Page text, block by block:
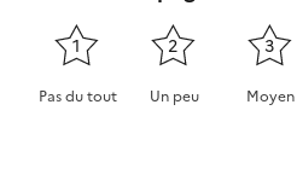
1
Pas du tout
2
Un peu
3
Moyen